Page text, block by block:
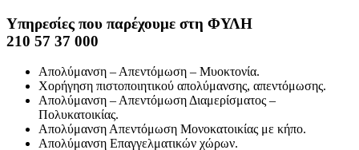
Υπηρεσίες που παρέχουμε στη ΦΥΛΗ
210 57 37 000
Απολύμανση – Απεντόμωση – Μυοκτονία.
Χορήγηση πιστοποιητικού απολύμανσης, απεντόμωσης.
Απολύμανση – Απεντόμωση Διαμερίσματος –
Πολυκατοικίας.
Απολύμανση Απεντόμωση Μονοκατοικίας με κήπο.
Απολύμανση Επαγγελματικών χώρων.